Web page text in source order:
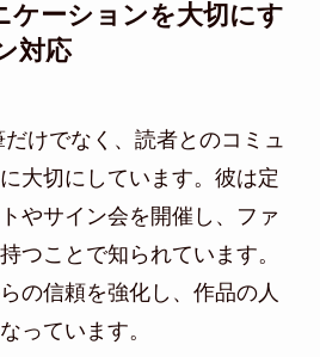
ケーションを大切にす
対応
けでなく、読者とのコミュ
大切にしています。彼は定
やサイン会を開催し、ファ
つことで知られています。
の信頼を強化し、作品の人
っています。